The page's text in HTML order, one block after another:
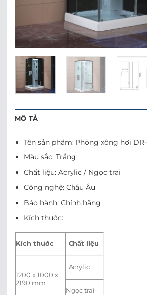
MÔ TẢ
Tên sản phẩm: Phòng xông hơi
Màu sắc: Trắng
Chất liệu: Acrylic / Ngọc trai
Công nghệ: Châu Âu
Bảo hành: Chính hãng
Kích thước:
Kích thước Chất liệu
1200 x 1000 x
2190 mm
Acrylic
Ngọc trai